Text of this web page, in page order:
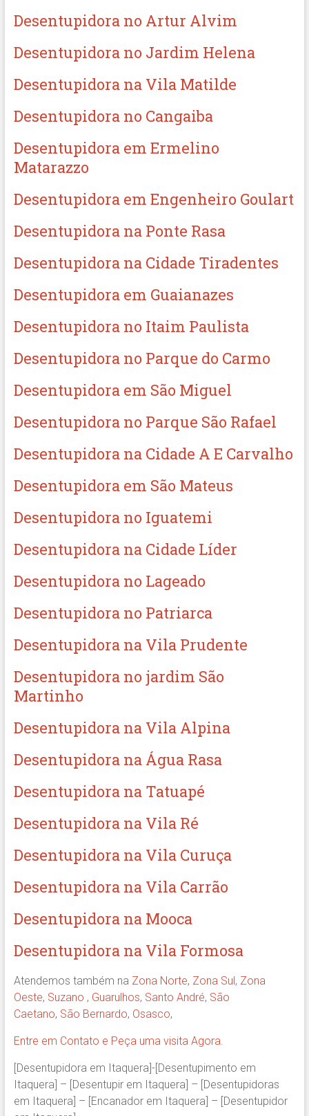
Desentupidora no Artur Alvim
Desentupidora no Jardim Helena
Desentupidora na Vila Matilde
Desentupidora no Cangaiba
Desentupidora em Ermelino
Matarazzo
Desentupidora em Engenheiro Goulart
Desentupidora na Ponte Rasa
Desentupidora na Cidade Tiradentes
Desentupidora em Guaianazes
Desentupidora no Itaim Paulista
Desentupidora no Parque do Carmo
Desentupidora em São Miguel
Desentupidora no Parque São Rafael
Desentupidora na Cidade A E Carvalho
Desentupidora em São Mateus
Desentupidora no Iguatemi
Desentupidora na Cidade Líder
Desentupidora no Lageado
Desentupidora no Patriarca
Desentupidora na Vila Prudente
Desentupidora no jardim São
Martinho
Desentupidora na Vila Alpina
Desentupidora na Água Rasa
Desentupidora na Tatuapé
Desentupidora na Vila Ré
Desentupidora na Vila Curuça
Desentupidora na Vila Carrão
Desentupidora na Mooca
Desentupidora na Vila Formosa
Atendemos também na Zona Norte, Zona Sul, Zona
Oeste, Suzano , Guarulhos, Santo André, São
Caetano, São Bernardo, Osasco,
Entre em Contato e Peça uma visita Agora.
[Desentupidora em Itaquera]-[Desentupimento em
Itaquera] – [Desentupir em Itaquera] – [Desentupidoras
em Itaquera] – [Encanador em Itaquera] – [Desentupidor